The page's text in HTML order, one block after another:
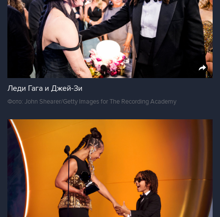
Леди Гага и Джей-Зи
Фото: John Shearer/Getty Images for The Recording Academy